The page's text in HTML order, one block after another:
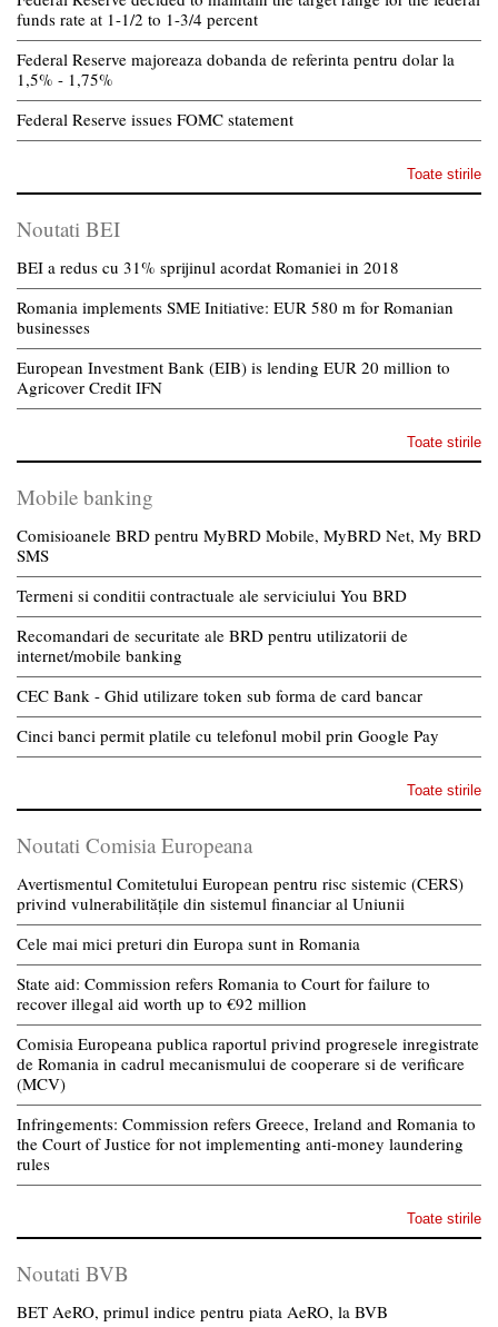
funds rate at 1-1/2 to 1-3/4 percent
Federal Reserve majoreaza dobanda de referinta pentru dolar la
1,5% - 1,75%
Federal Reserve issues FOMC statement
Toate stirile
Noutati BEI
BEI a redus cu 31% sprijinul acordat Romaniei in 2018
Romania implements SME Initiative: EUR 580 m for Romanian
businesses
European Investment Bank (EIB) is lending EUR 20 million to
Agricover Credit IFN
Toate stirile
Mobile banking
Comisioanele BRD pentru MyBRD Mobile, MyBRD Net, My BRD
SMS
Termeni si conditii contractuale ale serviciului You BRD
Recomandari de securitate ale BRD pentru utilizatorii de
internet/mobile banking
CEC Bank - Ghid utilizare token sub forma de card bancar
Cinci banci permit platile cu telefonul mobil prin Google Pay
Toate stirile
Noutati Comisia Europeana
Avertismentul Comitetului European pentru risc sistemic (CERS)
privind vulnerabilitățile din sistemul financiar al Uniunii
Cele mai mici preturi din Europa sunt in Romania
State aid: Commission refers Romania to Court for failure to
recover illegal aid worth up to €92 million
Comisia Europeana publica raportul privind progresele inregistrate
de Romania in cadrul mecanismului de cooperare si de verificare
(MCV)
Infringements: Commission refers Greece, Ireland and Romania to
the Court of Justice for not implementing anti-money laundering
rules
Toate stirile
Noutati BVB
BET AeRO, primul indice pentru piata AeRO, la BVB